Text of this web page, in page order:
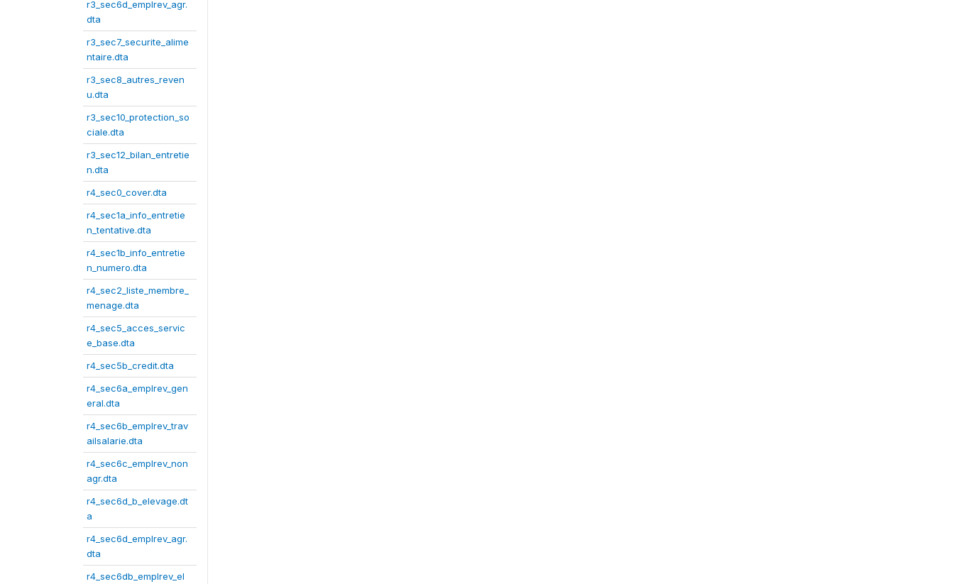
r3_sec6d_emplrev_agr.
dta
r3_sec7_securite_alime
ntaire.dta
r3_sec8_autres_reven
u.dta
r3_sec10_protection_so
ciale.dta
r3_sec12_bilan_entretie
n.dta
r4_sec0_cover.dta
r4_sec1a_info_entretie
n_tentative.dta
r4_sec1b_info_entretie
n_numero.dta
r4_sec2_liste_membre_
menage.dta
r4_sec5_acces_servic
e_base.dta
r4_sec5b_credit.dta
r4_sec6a_emplrev_gen
eral.dta
r4_sec6b_emplrev_trav
ailsalarie.dta
r4_sec6c_emplrev_non
agr.dta
r4_sec6d_b_elevage.dt
a
r4_sec6d_emplrev_agr.
dta
r4_sec6db_emplrev_el